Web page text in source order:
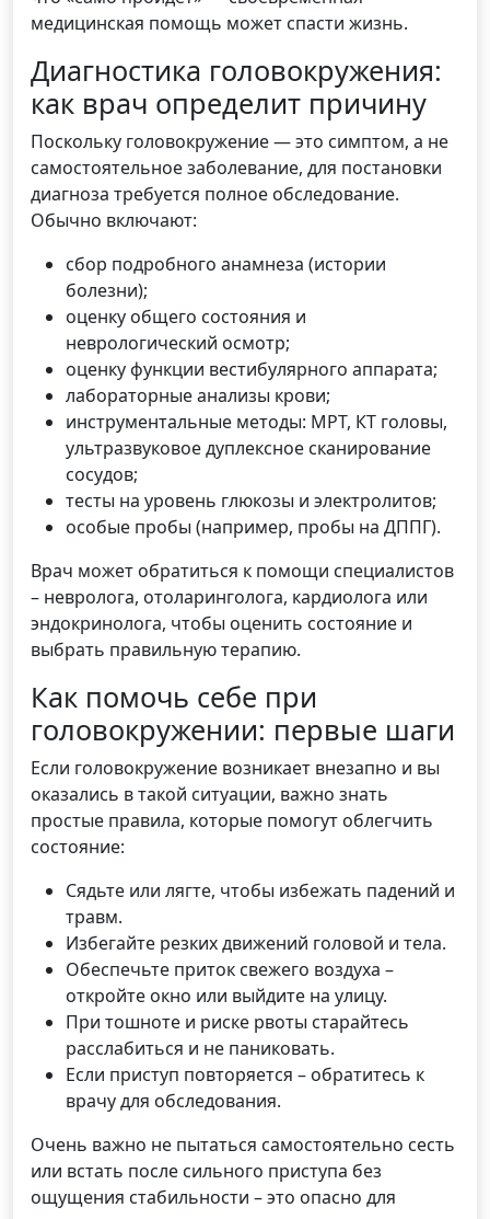
медицинская помощь может спасти жизнь.
Диагностика головокружения:
как врач определит причину
Поскольку головокружение — это симптом, а не
самостоятельное заболевание, для постановки
диагноза требуется полное обследование.
Обычно включают:
сбор подробного анамнеза (истории
болезни);
оценку общего состояния и
неврологический осмотр;
оценку функции вестибулярного аппарата;
лабораторные анализы крови;
инструментальные методы: МРТ, КТ головы,
ультразвуковое дуплексное сканирование
сосудов;
тесты на уровень глюкозы и электролитов;
особые пробы (например, пробы на ДППГ).
Врач может обратиться к помощи специалистов
– невролога, отоларинголога, кардиолога или
эндокринолога, чтобы оценить состояние и
выбрать правильную терапию.
Как помочь себе при
головокружении: первые шаги
Если головокружение возникает внезапно и вы
оказались в такой ситуации, важно знать
простые правила, которые помогут облегчить
состояние:
Сядьте или лягте, чтобы избежать падений и
травм.
Избегайте резких движений головой и тела.
Обеспечьте приток свежего воздуха –
откройте окно или выйдите на улицу.
При тошноте и риске рвоты старайтесь
расслабиться и не паниковать.
Если приступ повторяется – обратитесь к
врачу для обследования.
Очень важно не пытаться самостоятельно сесть
или встать после сильного приступа без
ощущения стабильности – это опасно для